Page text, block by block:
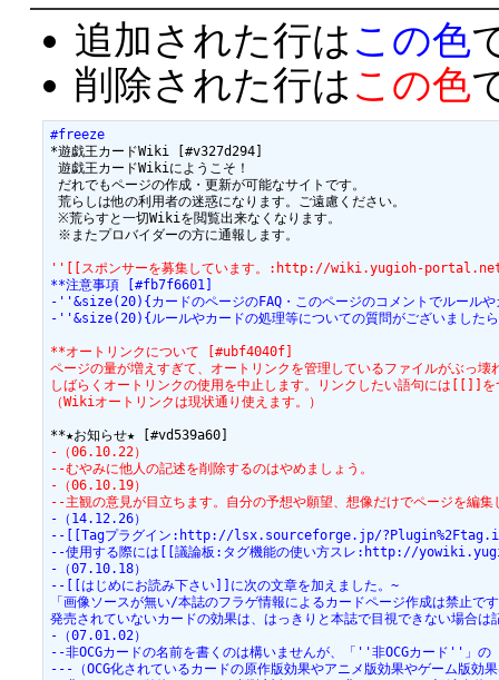
追加された行は この色
削除された行は この色
#freeze
*遊戯王カードWiki [#v327d294]
遊戯王カードWikiにようこそ！
だれでもページの作成・更新が可能なサイトです。
荒らしは他の利用者の迷惑になります。ご遠慮ください。
※荒らすと一切Wikiを閲覧出来なくなります。
※またプロバイダーの方に通報します。
''[[スポンサーを募集しています。:http://wiki.yugioh-
**注意事項 [#fb7f6601]
-''&size(20){カードのページのFAQ・このページのコメントでルール
-''&size(20){ルールやカードの処理等についての質問がござい
**オートリンクについて [#ubf4040f]
ページの量が増えすぎて、オートリンクを管理しているファイルがぶっ壊
しばらくオートリンクの使用を中止します。リンクしたい語句には[[]]を
（Wikiオートリンクは現状通り使えます。）
-（06.10.22）
--むやみに他人の記述を削除するのはやめましょう。
-（06.10.19）
--主観の意見が目立ちます。自分の予想や願望、想像だけでページを編集
-（14.12.26）
--[[Tagプラグイン:http://lsx.sourceforge.jp/
--使用する際には[[議論板:タグ機能の使い方スレ:http://
-（07.10.18）
--[[はじめにお読み下さい]]に次の文章を加えました。~
「画像ソースが無い/本誌のフラゲ情報によるカードページ作成は禁止で
発売されていないカードの効果は、はっきりと本誌で目視できない場合は
-（07.01.02）
--非OCGカードの名前を書くのは構いませんが、「''非OCGカード''」
---（OCG化されているカードの原作版効果やアニメ版効果やゲーム版効